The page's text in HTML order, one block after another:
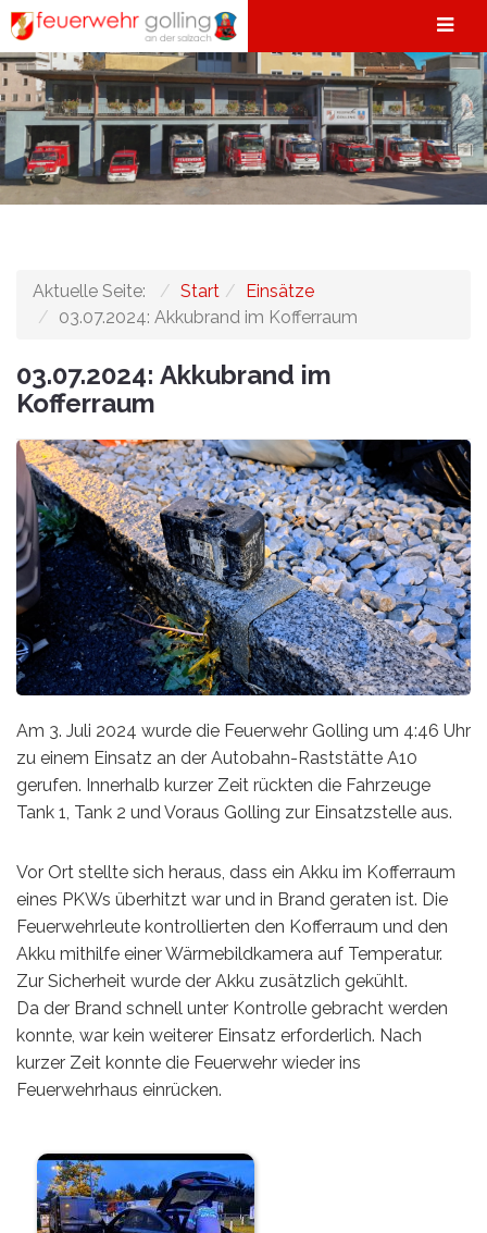
Aktuelle Seite: Start
Einsätze
03.07.2024: Akkubrand im Kofferraum
03.07.2024: Akkubrand im
Kofferraum
Am 3. Juli 2024 wurde die Feuerwehr Golling um 4:46 Uhr
zu einem Einsatz an der Autobahn-Raststätte A10
gerufen. Innerhalb kurzer Zeit rückten die Fahrzeuge
Tank 1, Tank 2 und Voraus Golling zur Einsatzstelle aus.
Vor Ort stellte sich heraus, dass ein Akku im Kofferraum
eines PKWs überhitzt war und in Brand geraten ist. Die
Feuerwehrleute kontrollierten den Kofferraum und den
Akku mithilfe einer Wärmebildkamera auf Temperatur.
Zur Sicherheit wurde der Akku zusätzlich gekühlt.
Da der Brand schnell unter Kontrolle gebracht werden
konnte, war kein weiterer Einsatz erforderlich. Nach
kurzer Zeit konnte die Feuerwehr wieder ins
Feuerwehrhaus einrücken.